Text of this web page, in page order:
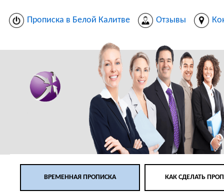
Прописка в Белой Калитве Отзывы
ВРЕМЕННАЯ ПРОПИСКА КАК СДЕЛАТЬ